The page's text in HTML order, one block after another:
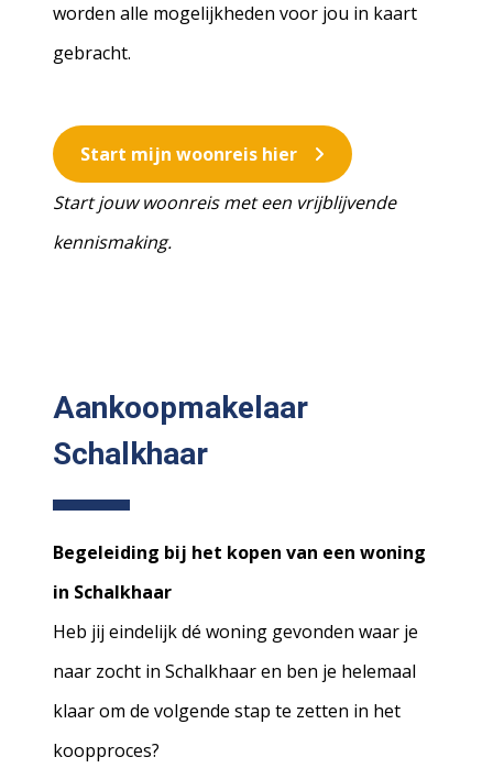
worden alle mogelijkheden voor jou in kaart
gebracht.
Start mijn woonreis hier
Start jouw woonreis met een vrijblijvende
kennismaking.
Aankoopmakelaar
Schalkhaar
Begeleiding bij het kopen van een woning
in Schalkhaar
Heb jij eindelijk dé woning gevonden waar je
naar zocht in Schalkhaar en ben je helemaal
klaar om de volgende stap te zetten in het
koopproces?